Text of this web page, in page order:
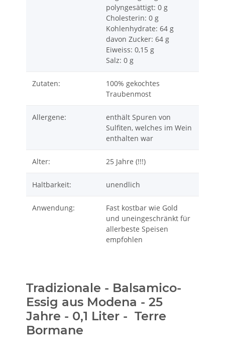
polyngesättigt: 0 g
Cholesterin: 0 g
Kohlenhydrate: 64 g
davon Zucker: 64 g
Eiweiss: 0,15 g
Salz: 0 g
Zutaten:
100% gekochtes
Traubenmost
Allergene:
enthält Spuren von
Sulfiten, welches im Wein
enthalten war
Alter: 25 Jahre (!!!)
Haltbarkeit: unendlich
Anwendung:
Fast kostbar wie Gold
und uneingeschränkt für
allerbeste Speisen
empfohlen
Tradizionale - Balsamico-
Essig aus Modena - 25
Jahre - 0,1 Liter - Terre
Bormane